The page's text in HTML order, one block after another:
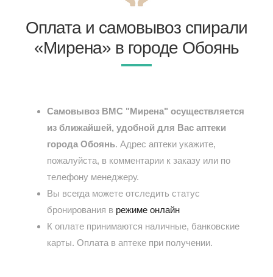
Оплата и самовывоз спирали
«Мирена» в городе Обоянь
Самовывоз ВМС "Мирена" осуществляется
из ближайшей, удобной для Вас аптеки
города Обоянь. Адрес аптеки укажите,
пожалуйста, в комментарии к заказу или по
телефону менеджеру.
Вы всегда можете отследить статус
бронирования в режиме онлайн
К оплате принимаются наличные, банковские
карты. Оплата в аптеке при получении.